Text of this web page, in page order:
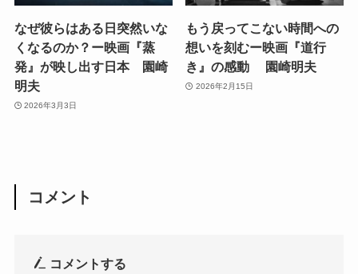
なぜ彼らはある日突然いな
くなるのか？ー映画『蒸
発』が映し出す日本 園崎
明夫
2026年3月3日
もう戻ってこない時間への
想いを刻むー映画『道行
き』の感動 園崎明夫
2026年2月15日
コメント
コメントする